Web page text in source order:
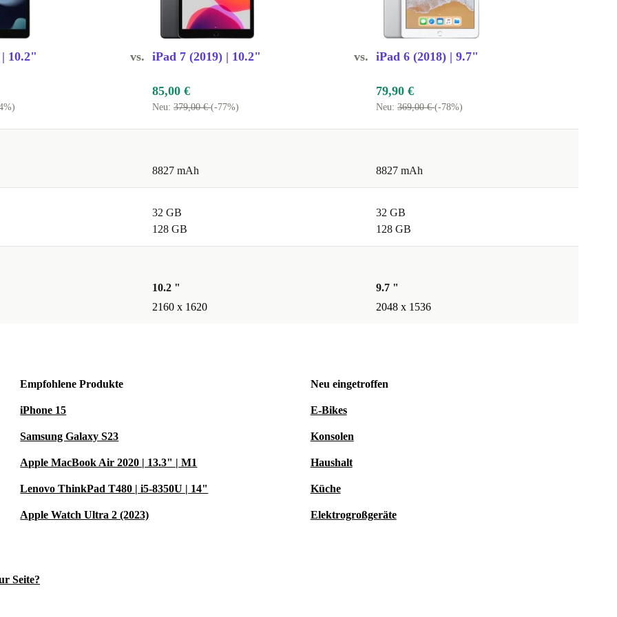
10.2" vs. iPad 7 (2019) | 10.2" vs. iPad 6 (2018) | 9.7"
85,00 €
Neu: 379,00 €(-77%)
79,90 €
Neu: 369,00 €(-78%)
8827 mAh 8827 mAh
32 GB
128 GB
32 GB
128 GB
10.2 "
2160 x 1620
9.7 "
2048 x 1536
Empfohlene Produkte
iPhone 15
Samsung Galaxy S23
Apple MacBook Air 2020 | 13.3" | M1
Lenovo ThinkPad T480 | i5-8350U | 14"
Apple Watch Ultra 2 (2023)
Neu eingetroffen
E-Bikes
Konsolen
Haushalt
Küche
Elektrogroßgeräte
Seite?